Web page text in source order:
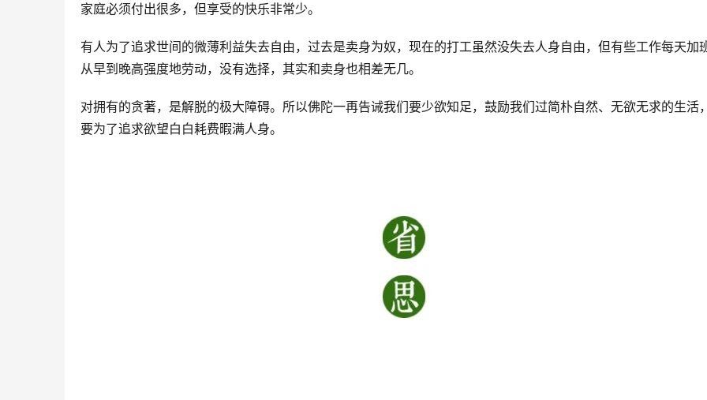
家庭必须付出很多，但享受的快乐非常少。
有人为了追求世间的微薄利益失去自由，过去是卖身为奴，现在的打工虽然没失去人身自由，但有些工作每天加班
从早到晚高强度地劳动，没有选择，其实和卖身也相差无几。
对拥有的贪著，是解脱的极大障碍。所以佛陀一再告诫我们要少欲知足，鼓励我们过简朴自然、无欲无求的生活
要为了追求欲望白白耗费暇满人身。